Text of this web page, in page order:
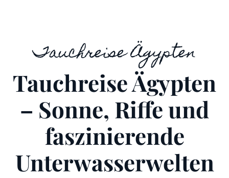
Tauchreise Ägypten
Tauchreise Ägypten
– Sonne, Riffe und
faszinierende
Unterwasserwelten